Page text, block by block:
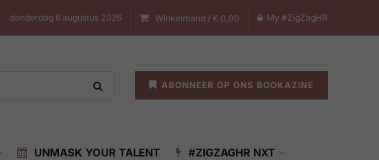
donderdag 6 augustus 2026 Winkelmand / € 0,00 My #ZigZagHR
ABONNEER OP ONS BOOKAZINE
UNMASK YOUR TALENT #ZIGZAGHR NXT